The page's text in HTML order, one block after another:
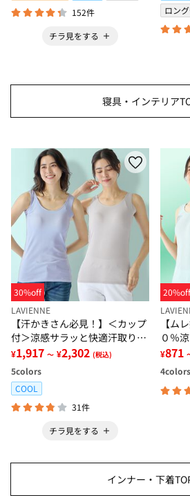
152件
チラ見をする
ロン
寝具・インテリア
30%off
LAVIENNE
【汗かきさん必見！】＜カップ
付＞涼感サラッと快適汗取りタ
ンクトップインナー＜さらりラ
ボ＞
¥1,917 ～ ¥2,302 (税込)
5colors
COOL
31件
チラ見をする
20%off
【ム
０％
ー＜
¥871
4colors
インナー・下着